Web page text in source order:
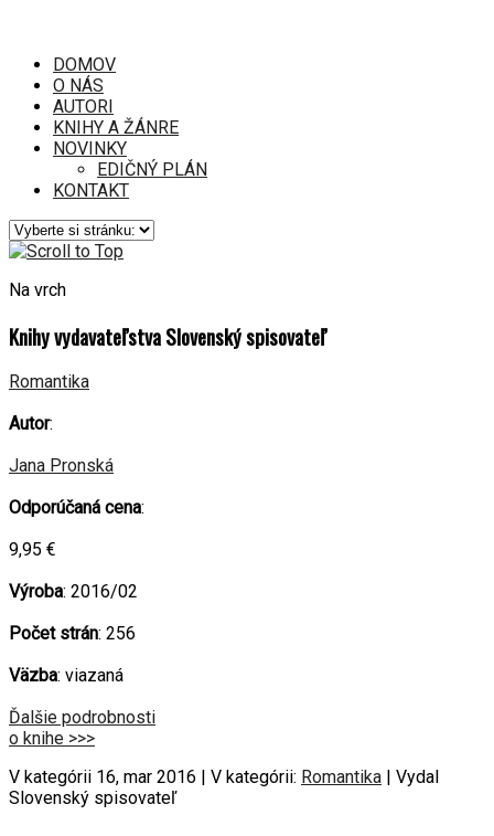
DOMOV
O NÁS
AUTORI
KNIHY A ŽÁNRE
NOVINKY
EDIČNÝ PLÁN
KONTAKT
Na vrch
Knihy vydavateľstva Slovenský spisovateľ
Romantika
Autor:
Jana Pronská
Odporúčaná cena:
9,95 €
Výroba: 2016/02
Počet strán: 256
Väzba: viazaná
Ďalšie podrobnosti
o knihe >>>
V kategórii 16, mar 2016 | V kategórii: Romantika | Vydal
Slovenský spisovateľ